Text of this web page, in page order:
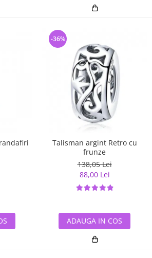
Talisman argint Retro cu
frunze
138,05 Lei
88,00 Lei
-36%
ADAUGA IN COS